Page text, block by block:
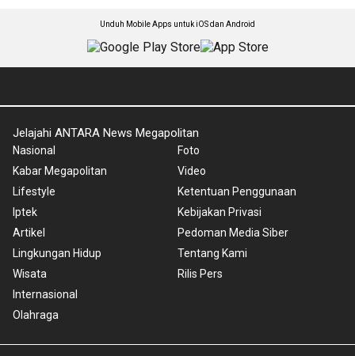
Unduh Mobile Apps untuk iOS dan Android
Jelajahi ANTARA News Megapolitan
Nasional
Kabar Megapolitan
Lifestyle
Iptek
Artikel
Lingkungan Hidup
Wisata
Internasional
Olahraga
Foto
Video
Ketentuan Penggunaan
Kebijakan Privasi
Pedoman Media Siber
Tentang Kami
Rilis Pers